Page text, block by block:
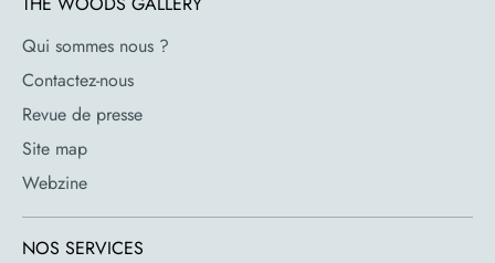
Qui sommes nous ?
Contactez-nous
Revue de presse
Site map
Webzine
NOS SERVICES